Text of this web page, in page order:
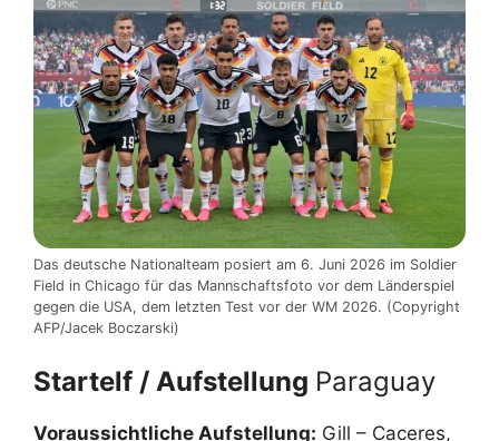
Das deutsche Nationalteam posiert am 6. Juni 2026 im Soldier
Field in Chicago für das Mannschaftsfoto vor dem Länderspiel
gegen die USA, dem letzten Test vor der WM 2026. (Copyright
AFP/Jacek Boczarski)
Startelf / Aufstellung Paraguay
Voraussichtliche Aufstellung: Gill – Caceres,